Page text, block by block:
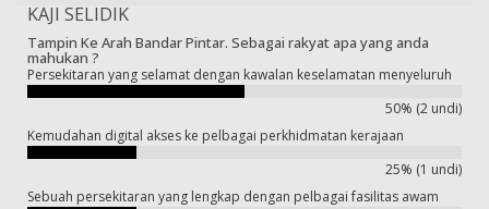
KAJI SELIDIK
Tampin Ke Arah Bandar Pintar. Sebagai rakyat apa yang anda
mahukan ?
Persekitaran yang selamat dengan kawalan keselamatan menyeluruh
50% (2 undi)
Kemudahan digital akses ke pelbagai perkhidmatan kerajaan
25% (1 undi)
Sebuah persekitaran yang lengkap dengan pelbagai fasilitas awam